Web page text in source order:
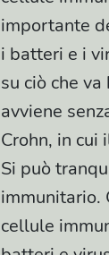
importante
i batteri e i
su ciò che
avviene
Crohn, in
Si può
immunitario.
cellule